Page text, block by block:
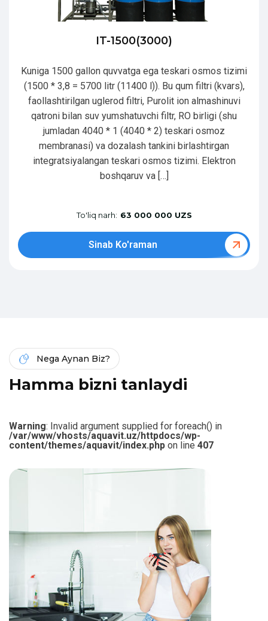
IT-1500(3000)
Kuniga 1500 gallon quvvatga ega teskari osmos tizimi
(1500 * 3,8 = 5700 litr (11400 l)). Bu qum filtri (kvars),
faollashtirilgan uglerod filtri, Purolit ion almashinuvi
qatroni bilan suv yumshatuvchi filtr, RO birligi (shu
jumladan 4040 * 1 (4040 * 2) teskari osmoz
membranasi) va dozalash tankini birlashtirgan
integratsiyalangan teskari osmos tizimi. Elektron
boshqaruv va […]
To'liq narh: 63 000 000 UZS
Sinab Ko'raman
Nega Aynan Biz?
Hamma bizni tanlaydi
Warning: Invalid argument supplied for foreach() in
/var/www/vhosts/aquavit.uz/httpdocs/wp-
content/themes/aquavit/index.php on line 407